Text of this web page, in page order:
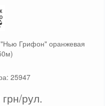
К
Грифон" оранжевая
25947
грн/рул.